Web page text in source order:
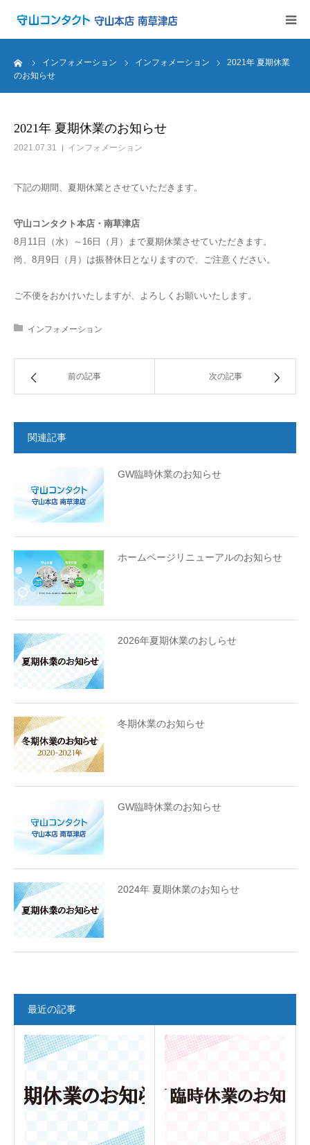
インフォメーション インフォメーション
2021年 夏期休業
のお知らせ
2021年 夏期休業のお知らせ
2021.07.31 インフォメーション
下記の期間、夏期休業とさせていただきます。
守山コンタクト本店・南草津店
8月11日（水）～16日（月）まで夏期休業させていただきます。
尚、8月9日（月）は振替休日となりますので、ご注意ください。
ご不便をおかけいたしますが、よろしくお願いいたします。
インフォメーション
前の記事 次の記事
関連記事
GW臨時休業のお知らせ
ホームページリニューアルのお知らせ
2026年夏期休業のおしらせ
冬期休業のお知らせ
GW臨時休業のお知らせ
2024年 夏期休業のお知らせ
最近の記事
インフォメーション
メルスプラン
初めての方へ
店舗案内